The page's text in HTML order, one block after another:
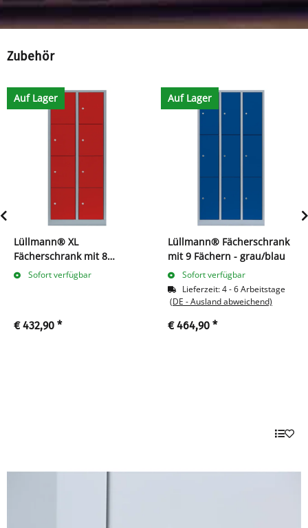
Zubehör
Auf Lager
Lüllmann® XL
Fächerschrank mit 8
Fächern - grau/rot
Sofort verfügbar
€ 432,90 *
Auf Lager
Lüllmann® Fächerschrank
mit 9 Fächern - grau/blau
Sofort verfügbar
Lieferzeit:4 - 6 Arbeitstage
(DE - Ausland abweichend)
€ 464,90 *